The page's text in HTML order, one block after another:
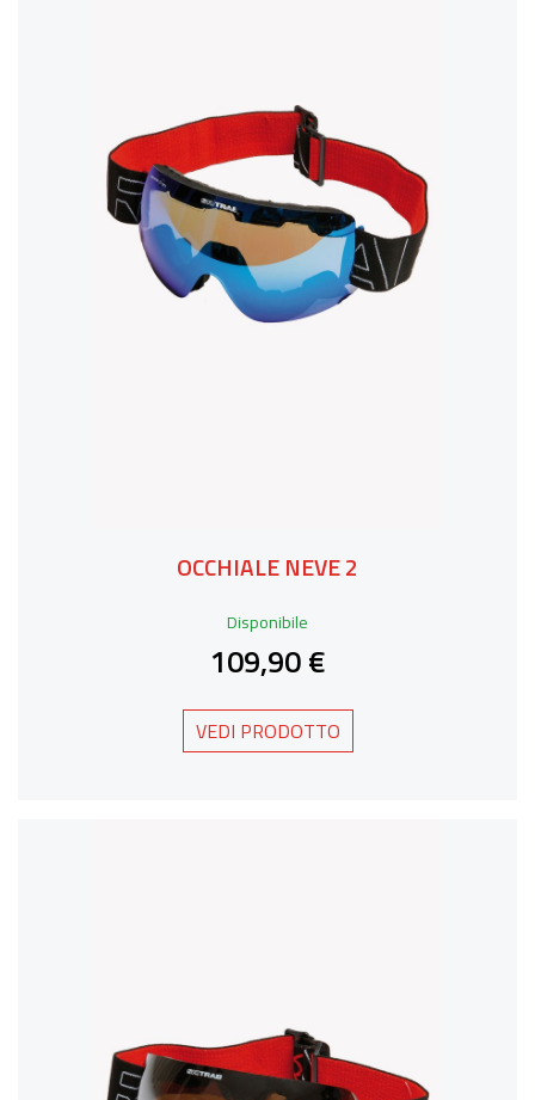
OCCHIALE NEVE 2
Disponibile
109,90 €
VEDI PRODOTTO